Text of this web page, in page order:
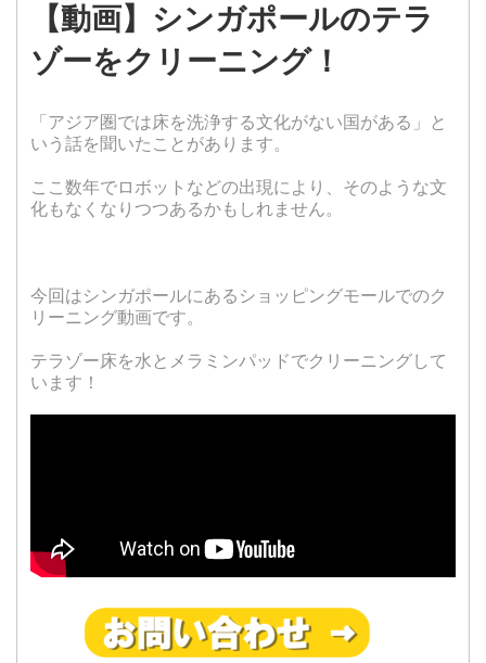
【動画】シンガポールのテラ
ゾーをクリーニング！
「アジア圏では床を洗浄する文化がない国がある」と
いう話を聞いたことがあります。
ここ数年でロボットなどの出現により、そのような文
化もなくなりつつあるかもしれません。
今回はシンガポールにあるショッピングモールでのク
リーニング動画です。
テラゾー床を水とメラミンパッドでクリーニングして
います！